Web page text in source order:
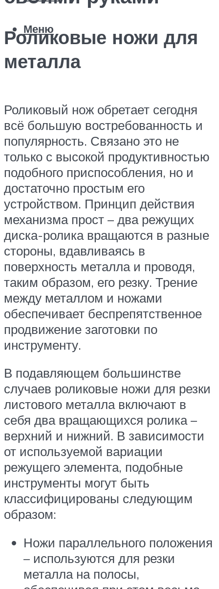
Меню
Роликовые ножи для
металла
Роликовый нож обретает сегодня
всё большую востребованность и
популярность. Связано это не
только с высокой продуктивностью
подобного приспособления, но и
достаточно простым его
устройством. Принцип действия
механизма прост – два режущих
диска-ролика вращаются в разные
стороны, вдавливаясь в
поверхность металла и проводя,
таким образом, его резку. Трение
между металлом и ножами
обеспечивает беспрепятственное
продвижение заготовки по
инструменту.
В подавляющем большинстве
случаев роликовые ножи для резки
листового металла включают в
себя два вращающихся ролика –
верхний и нижний. В зависимости
от используемой вариации
режущего элемента, подобные
инструменты могут быть
классифицированы следующим
образом:
Ножи параллельного положения
– используются для резки
металла на полосы,